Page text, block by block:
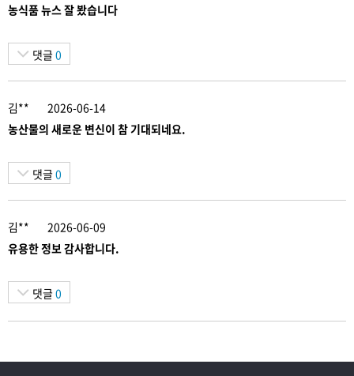
농식품 뉴스 잘 봤습니다
댓글 0
김**
2026-06-14
농산물의 새로운 변신이 참 기대되네요.
댓글 0
김**
2026-06-09
유용한 정보 감사합니다.
댓글 0